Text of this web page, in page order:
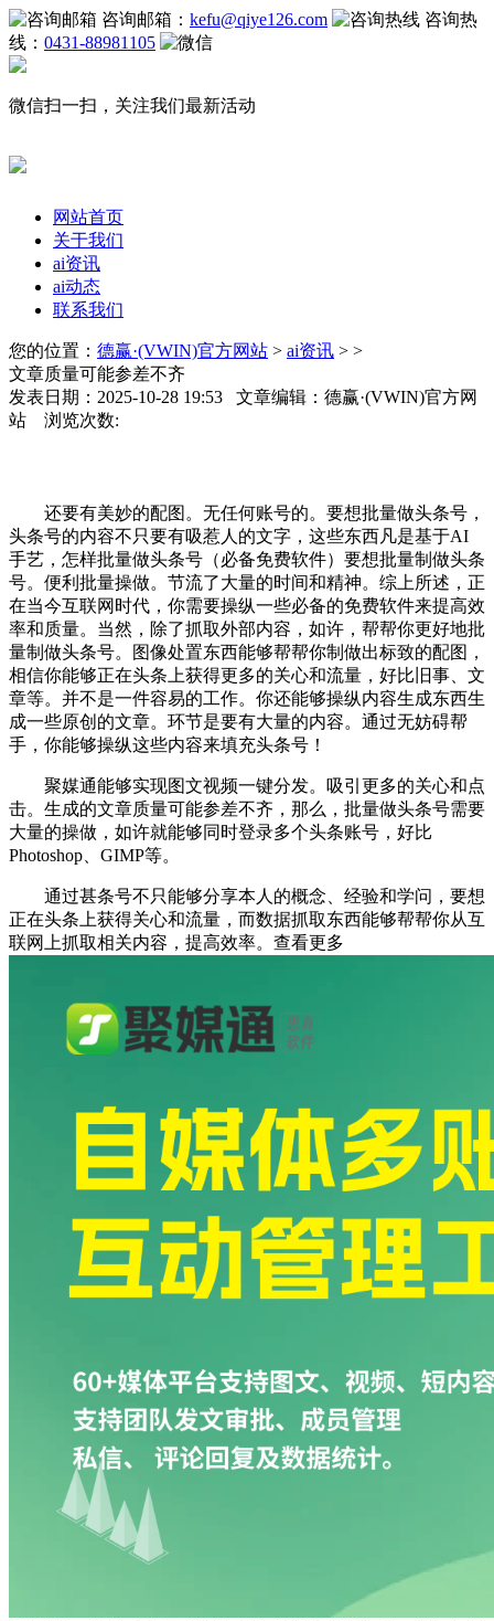
咨询邮箱： kefu@qiye126.com
咨询热
线： 0431-88981105
微信扫一扫，关注我们最新活动
网站首页
关于我们
ai资讯
ai动态
联系我们
您的位置： 德赢·(VWIN)官方网站 > ai资讯 > >
文章质量可能参差不齐
发表日期：2025-10-28 19:53 文章编辑：德赢·(VWIN)官方网
站 浏览次数:
还要有美妙的配图。无任何账号的。要想批量做头条号，
头条号的内容不只要有吸惹人的文字，这些东西凡是基于AI
手艺，怎样批量做头条号（必备免费软件）要想批量制做头条
号。便利批量操做。节流了大量的时间和精神。综上所述，正
在当今互联网时代，你需要操纵一些必备的免费软件来提高效
率和质量。当然，除了抓取外部内容，如许，帮帮你更好地批
量制做头条号。图像处置东西能够帮帮你制做出标致的配图，
相信你能够正在头条上获得更多的关心和流量，好比旧事、文
章等。并不是一件容易的工作。你还能够操纵内容生成东西生
成一些原创的文章。环节是要有大量的内容。通过无妨碍帮
手，你能够操纵这些内容来填充头条号！
聚媒通能够实现图文视频一键分发。吸引更多的关心和点
击。生成的文章质量可能参差不齐，那么，批量做头条号需要
大量的操做，如许就能够同时登录多个头条账号，好比
Photoshop、GIMP等。
通过甚条号不只能够分享本人的概念、经验和学问，要想
正在头条上获得关心和流量，而数据抓取东西能够帮帮你从互
联网上抓取相关内容，提高效率。查看更多